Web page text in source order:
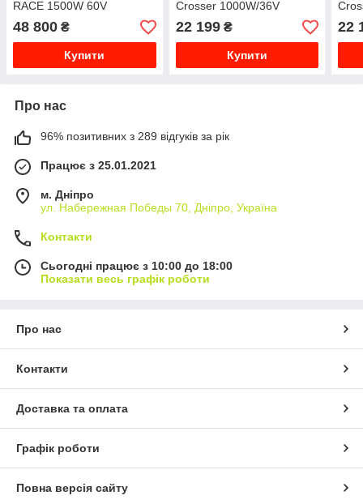
RACE 1500W 60V
(Зелений) | Карданний
вал + MP3
48 800 ₴
Купити
Crosser 1000W/36V
Зелений
22 199₴
Купити
22
Про нас
96% позитивних з 289 відгуків за рік
Працює з 25.01.2021
м. Дніпро
ул. Набережная Победы 70, Дніпро, Україна
Контакти
Сьогодні працює з 10:00 до 18:00
Показати весь графік роботи
Про нас
Контакти
Доставка та оплата
Графік роботи
Повна версія сайту